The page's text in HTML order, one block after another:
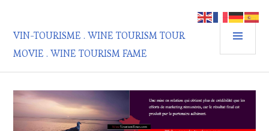
contenu
principal
VIN-TOURISME . WINE TOURISM TOUR
MOVIE . WINE TOURISM FAME